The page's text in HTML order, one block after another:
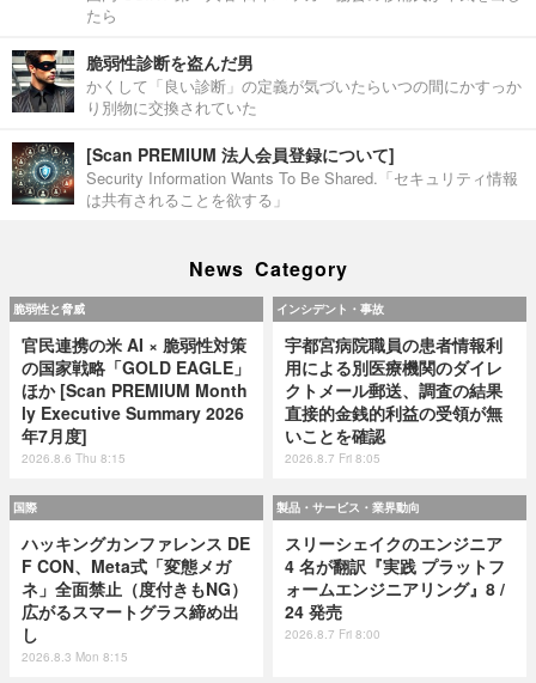
たら
脆弱性診断を盗んだ男
かくして「良い診断」の定義が気づいたらいつの間にかすっか
り別物に交換されていた
[Scan PREMIUM 法人会員登録について]
Security Information Wants To Be Shared.「セキュリティ情報
は共有されることを欲する」
News Category
脆弱性と脅威
官民連携の米 AI × 脆弱性対策
の国家戦略「GOLD EAGLE」
ほか [Scan PREMIUM Month
ly Executive Summary 2026
年7月度]
2026.8.6 Thu 8:15
インシデント・事故
宇都宮病院職員の患者情報利
用による別医療機関のダイレ
クトメール郵送、調査の結果
直接的金銭的利益の受領が無
いことを確認
2026.8.7 Fri 8:05
国際
ハッキングカンファレンス DE
F CON、Meta式「変態メガ
ネ」全面禁止（度付きもNG）
広がるスマートグラス締め出
し
2026.8.3 Mon 8:15
製品・サービス・業界動向
スリーシェイクのエンジニア
4 名が翻訳『実践 プラットフ
ォームエンジニアリング』8 /
24 発売
2026.8.7 Fri 8:00